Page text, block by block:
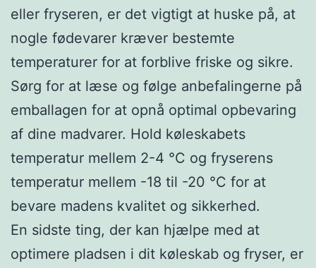
eller fryseren, er det vigtigt at huske på, at
nogle fødevarer kræver bestemte
temperaturer for at forblive friske og sikre.
Sørg for at læse og følge anbefalingerne på
emballagen for at opnå optimal opbevaring
af dine madvarer. Hold køleskabets
temperatur mellem 2-4 °C og fryserens
temperatur mellem -18 til -20 °C for at
bevare madens kvalitet og sikkerhed.
En sidste ting, der kan hjælpe med at
optimere pladsen i dit køleskab og fryser, er